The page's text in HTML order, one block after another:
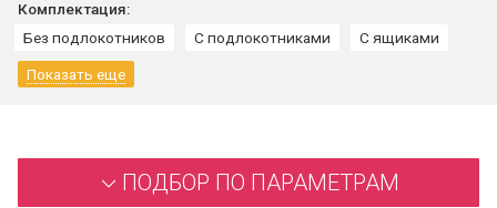
Комплектация:
Без подлокотников
С подлокотниками С ящиками
Показать еще
ПОДБОР ПО ПАРАМЕТРАМ